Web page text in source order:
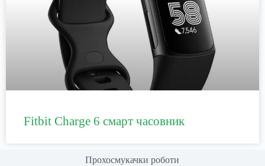
Fitbit Charge 6 смарт часовник
Прохосмукачки роботи